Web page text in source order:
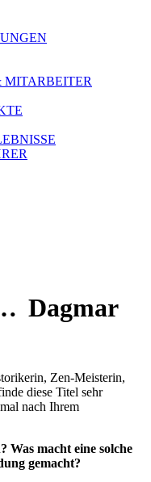
Dagmar
Zen-Meisterin,
diese Titel sehr
nach Ihrem
Was macht eine solche
gemacht?